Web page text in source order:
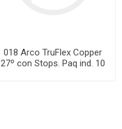
018 Arco TruFlex Copper
27º con Stops. Paq ind. 10